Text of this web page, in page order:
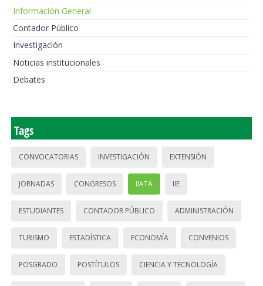
Información General
Contador Público
Investigación
Noticias institucionales
Debates
Tags
CONVOCATORIAS INVESTIGACIÓN EXTENSIÓN
JORNADAS CONGRESOS IIATA IIE
ESTUDIANTES CONTADOR PÚBLICO ADMINISTRACIÓN
TURISMO ESTADÍSTICA ECONOMÍA CONVENIOS
POSGRADO POSTÍTULOS CIENCIA Y TECNOLOGÍA